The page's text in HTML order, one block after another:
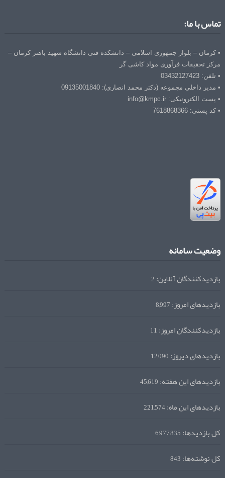
تماس با ما:
• کرمان – بلوار جمهوری اسلامی – دانشکده فنی دانشگاه شهید باهنر کرمان –
مرکز تحقیقات فرآوری مواد کاشی گر
• تلفن: 03432127423
• مدیر داخلی مجموعه (دکتر محمد انصاری): 09135001840
• پست الکترونیکی: info@kmpc.ir
• کد پستی: 7618868366
وضعیت سامانه
بازدیدکنندگان آنلاین:2
بازدیدهای امروز:8,997
بازدیدکنندگان امروز:11
بازدیدهای دیروز:12,090
بازدیدهای این هفته:45,619
بازدیدهای این ماه:221,574
کل بازدیدها:6,977,835
کل نوشته‌ها:843